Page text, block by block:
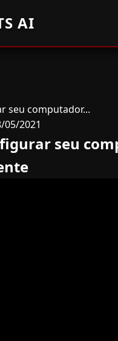
AI
seu computador...
05/2021
seu